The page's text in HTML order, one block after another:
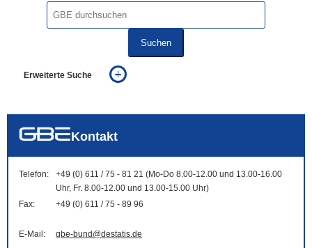
Suchen
Erweiterte Suche
auch in allen Texten suchen (Volltextsuche)
Kontakt
Telefon:
+49 (0) 611 / 75 - 81 21 (Mo-Do 8.00-12.00 und 13.00-16.00
Uhr, Fr. 8.00-12.00 und 13.00-15.00 Uhr)
Fax:
+49 (0) 611 / 75 - 89 96
E-Mail: gbe-bund@destatis.de